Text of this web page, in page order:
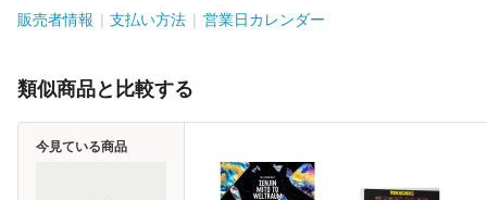
販売者情報 支払い方法 営業日カレンダー
類似商品と比較する
今見ている商品